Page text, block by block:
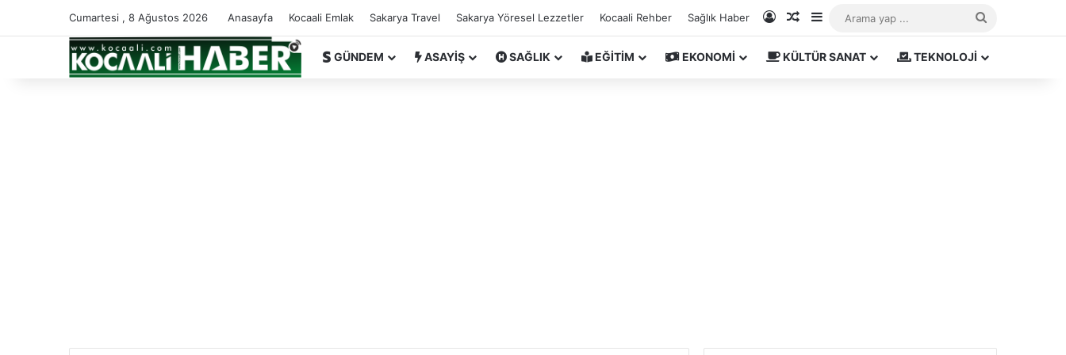
Cumartesi , 8 Ağustos 2026 Anasayfa Kocaali Emlak Sakarya Travel Sakarya Yöresel Lezzetler Kocaali Rehber Sağlık Haber Kayıt OlRastgele Makale
Kenar Bölmesi
GÜNDEM ASAYİŞ SAĞLIK EĞİTİM EKONOMİ KÜLTÜR SANAT TEKNOLOJİ